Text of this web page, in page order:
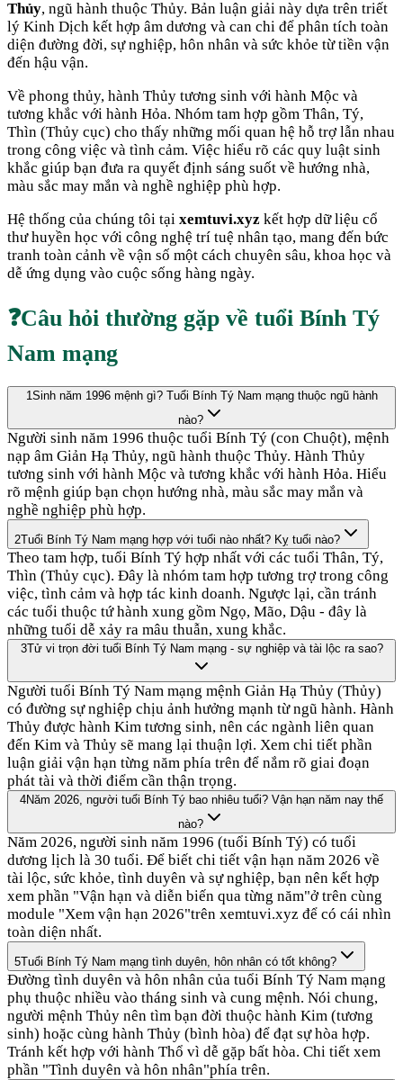
Thủy, ngũ hành thuộc Thủy. Bản luận giải này dựa trên triết
lý Kinh Dịch kết hợp âm dương và can chi để phân tích toàn
diện đường đời, sự nghiệp, hôn nhân và sức khỏe từ tiền vận
đến hậu vận.
Về phong thủy, hành Thủy tương sinh với hành Mộc và
tương khắc với hành Hỏa. Nhóm tam hợp gồm Thân, Tý,
Thìn (Thủy cục) cho thấy những mối quan hệ hỗ trợ lẫn nhau
trong công việc và tình cảm. Việc hiểu rõ các quy luật sinh
khắc giúp bạn đưa ra quyết định sáng suốt về hướng nhà,
màu sắc may mắn và nghề nghiệp phù hợp.
Hệ thống của chúng tôi tại xemtuvi.xyz kết hợp dữ liệu cổ
thư huyền học với công nghệ trí tuệ nhân tạo, mang đến bức
tranh toàn cảnh về vận số một cách chuyên sâu, khoa học và
dễ ứng dụng vào cuộc sống hàng ngày.
❓Câu hỏi thường gặp về tuổi Bính Tý
Nam mạng
1Sinh năm 1996 mệnh gì? Tuổi Bính Tý Nam mạng thuộc ngũ hành
nào?
Người sinh năm 1996 thuộc tuổi Bính Tý (con Chuột), mệnh
nạp âm Giản Hạ Thủy, ngũ hành thuộc Thủy. Hành Thủy
tương sinh với hành Mộc và tương khắc với hành Hỏa. Hiểu
rõ mệnh giúp bạn chọn hướng nhà, màu sắc may mắn và
nghề nghiệp phù hợp.
2Tuổi Bính Tý Nam mạng hợp với tuổi nào nhất? Kỵ tuổi nào?
Theo tam hợp, tuổi Bính Tý hợp nhất với các tuổi Thân, Tý,
Thìn (Thủy cục). Đây là nhóm tam hợp tương trợ trong công
việc, tình cảm và hợp tác kinh doanh. Ngược lại, cần tránh
các tuổi thuộc tứ hành xung gồm Ngọ, Mão, Dậu - đây là
những tuổi dễ xảy ra mâu thuẫn, xung khắc.
3Tử vi trọn đời tuổi Bính Tý Nam mạng - sự nghiệp và tài lộc ra sao?
Người tuổi Bính Tý Nam mạng mệnh Giản Hạ Thủy (Thủy)
có đường sự nghiệp chịu ảnh hưởng mạnh từ ngũ hành. Hành
Thủy được hành Kim tương sinh, nên các ngành liên quan
đến Kim và Thủy sẽ mang lại thuận lợi. Xem chi tiết phần
luận giải vận hạn từng năm phía trên để nắm rõ giai đoạn
phát tài và thời điểm cần thận trọng.
4Năm 2026, người tuổi Bính Tý bao nhiêu tuổi? Vận hạn năm nay thế
nào?
Năm 2026, người sinh năm 1996 (tuổi Bính Tý) có tuổi
dương lịch là 30 tuổi. Để biết chi tiết vận hạn năm 2026 về
tài lộc, sức khỏe, tình duyên và sự nghiệp, bạn nên kết hợp
xem phần "Vận hạn và diễn biến qua từng năm"ở trên cùng
module "Xem vận hạn 2026"trên xemtuvi.xyz để có cái nhìn
toàn diện nhất.
5Tuổi Bính Tý Nam mạng tình duyên, hôn nhân có tốt không?
Đường tình duyên và hôn nhân của tuổi Bính Tý Nam mạng
phụ thuộc nhiều vào tháng sinh và cung mệnh. Nói chung,
người mệnh Thủy nên tìm bạn đời thuộc hành Kim (tương
sinh) hoặc cùng hành Thủy (bình hòa) để đạt sự hòa hợp.
Tránh kết hợp với hành Thổ vì dễ gặp bất hòa. Chi tiết xem
phần "Tình duyên và hôn nhân"phía trên.